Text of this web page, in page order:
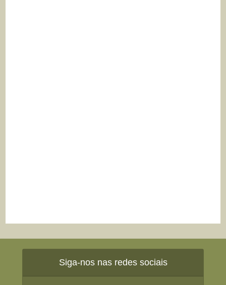
Siga-nos nas redes sociais